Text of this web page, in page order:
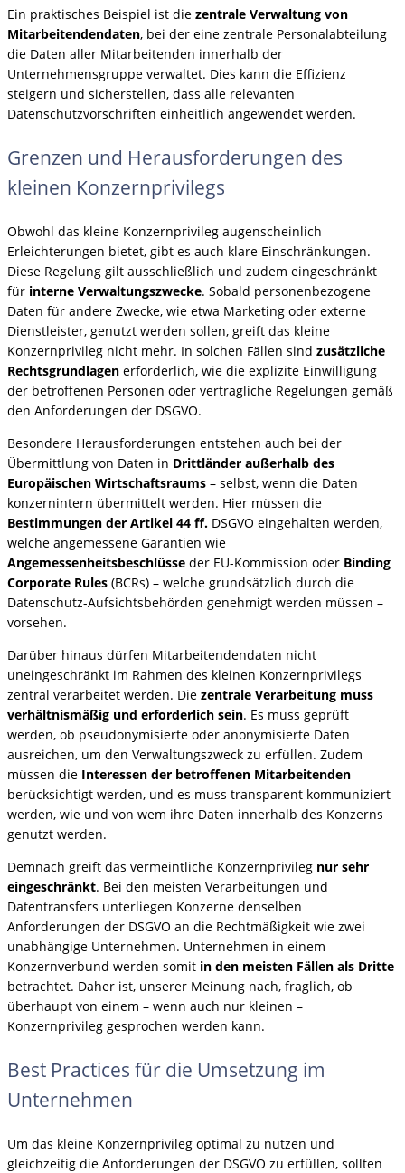
Ein praktisches Beispiel ist die zentrale Verwaltung von
Mitarbeitendendaten, bei der eine zentrale Personalabteilung
die Daten aller Mitarbeitenden innerhalb der
Unternehmensgruppe verwaltet. Dies kann die Effizienz
steigern und sicherstellen, dass alle relevanten
Datenschutzvorschriften einheitlich angewendet werden.
Grenzen und Herausforderungen des
kleinen Konzernprivilegs
Obwohl das kleine Konzernprivileg augenscheinlich
Erleichterungen bietet, gibt es auch klare Einschränkungen.
Diese Regelung gilt ausschließlich und zudem eingeschränkt
für interne Verwaltungszwecke. Sobald personenbezogene
Daten für andere Zwecke, wie etwa Marketing oder externe
Dienstleister, genutzt werden sollen, greift das kleine
Konzernprivileg nicht mehr. In solchen Fällen sind zusätzliche
Rechtsgrundlagen erforderlich, wie die explizite Einwilligung
der betroffenen Personen oder vertragliche Regelungen gemäß
den Anforderungen der DSGVO.
Besondere Herausforderungen entstehen auch bei der
Übermittlung von Daten in Drittländer außerhalb des
Europäischen Wirtschaftsraums – selbst, wenn die Daten
konzernintern übermittelt werden. Hier müssen die
Bestimmungen der Artikel 44 ff. DSGVO eingehalten werden,
welche angemessene Garantien wie
Angemessenheitsbeschlüsse der EU-Kommission oder Binding
Corporate Rules (BCRs) – welche grundsätzlich durch die
Datenschutz-Aufsichtsbehörden genehmigt werden müssen –
vorsehen.
Darüber hinaus dürfen Mitarbeitendendaten nicht
uneingeschränkt im Rahmen des kleinen Konzernprivilegs
zentral verarbeitet werden. Die zentrale Verarbeitung muss
verhältnismäßig und erforderlich sein. Es muss geprüft
werden, ob pseudonymisierte oder anonymisierte Daten
ausreichen, um den Verwaltungszweck zu erfüllen. Zudem
müssen die Interessen der betroffenen Mitarbeitenden
berücksichtigt werden, und es muss transparent kommuniziert
werden, wie und von wem ihre Daten innerhalb des Konzerns
genutzt werden.
Demnach greift das vermeintliche Konzernprivileg nur sehr
eingeschränkt. Bei den meisten Verarbeitungen und
Datentransfers unterliegen Konzerne denselben
Anforderungen der DSGVO an die Rechtmäßigkeit wie zwei
unabhängige Unternehmen. Unternehmen in einem
Konzernverbund werden somit in den meisten Fällen als Dritte
betrachtet. Daher ist, unserer Meinung nach, fraglich, ob
überhaupt von einem – wenn auch nur kleinen –
Konzernprivileg gesprochen werden kann.
Best Practices für die Umsetzung im
Unternehmen
Um das kleine Konzernprivileg optimal zu nutzen und
gleichzeitig die Anforderungen der DSGVO zu erfüllen, sollten